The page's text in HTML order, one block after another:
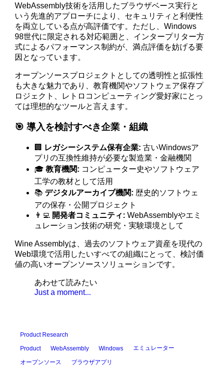
WebAssembly技術を活用したブラウザベース実行と
いう先進的アプローチにより、セキュリティと利便性
を両立している点が高評価です。ただし、Windows
98世代に限定される対応範囲と、インタープリター方
式によるパフォーマンス制約が、満点評価を妨げる要
因となっています。
オープンソースプロジェクトとしての透明性と拡張性
も大きな魅力であり、教育機関やソフトウェア保存プ
ロジェクト、レトロコンピューティング愛好家にとっ
ては理想的なツールと言えます。
🎯 導入を検討すべき企業・組織
🏢 レガシーシステム保有企業: 古いWindowsア
プリの互換性維持が必要な製造業・金融機関
🎓教育機関: コンピューター史やソフトウェア
工学の教材として活用
📚デジタルアーカイブ機関: 歴史的ソフトウェ
アの保存・公開プロジェクト
👨‍💻 開発者コミュニティ: WebAssemblyやエミ
ュレーション技術の研究・実験環境として
Wine Assemblyは、過去のソフトウェア資産を現代の
Web環境で活用したいすべての組織にとって、検討価
値の高いオープンソースソリューションです。
あわせて読みたい
Just a moment...
Product Research
Product
WebAssembly Windows エミュレーター
オープンソース ブラウザアプリ